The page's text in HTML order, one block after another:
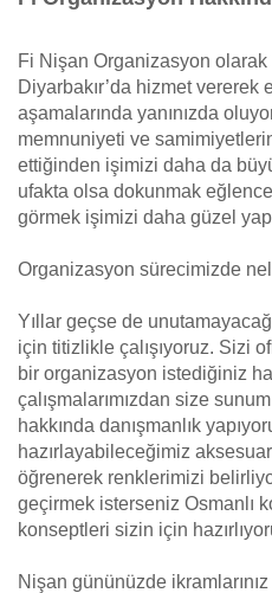
Fi Nişan Organizasyon olarak
Diyarbakır’da hizmet
aşamalarında yanınızda
memnuniyeti ve
ettiğinden işimizi daha da
ufakta olsa dokunmak
görmek işimizi daha güzel
Organizasyon sürecimizde
Yıllar geçse de
için titizlikle çalışıyoruz. Sizi
bir organizasyon istediğiniz
çalışmalarımızdan size
hakkında danışmanlık
hazırlayabileceğimiz
öğrenerek renklerimizi
geçirmek isterseniz Osmanlı
konseptleri sizin için
Nişan gününüzde